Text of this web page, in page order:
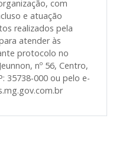
com
e atuação
realizados pela
atender às
protocolo no
nº 56, Centro,
35738-000 ou pelo e-